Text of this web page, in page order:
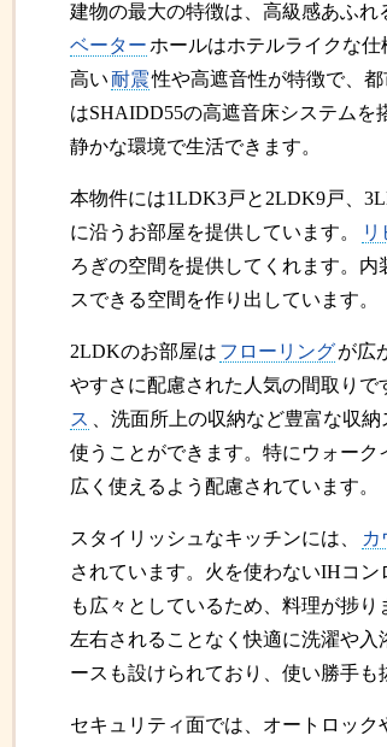
建物の最大の特徴は、高級感あふ
ベーター ホールはホテルライクな
高い耐震性や高遮音性が特徴で、
はSHAIDD55の高遮音床システムを
静かな環境で生活できます。
本物件には1LDK3戸と2LDK9戸、
に沿うお部屋を提供しています。
ろぎの空間を提供してくれます。
スできる空間を作り出しています。
2LDKのお部屋は フローリングが広
やすさに配慮された人気の間取りで
ス
、洗面所上の収納など豊富な収
使うことができます。特にウォーク
広く使えるよう配慮されています。
スタイリッシュなキッチンには、 カ
されています。火を使わないIHコ
も広々としているため、料理が捗
左右されることなく快適に洗濯や入
ースも設けられており、使い勝手も
セキュリティ面では、オートロック